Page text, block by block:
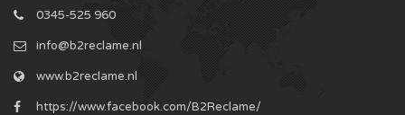
0345-525 960
info@b2reclame.nl
www.b2reclame.nl
https://www.facebook.com/B2Reclame/